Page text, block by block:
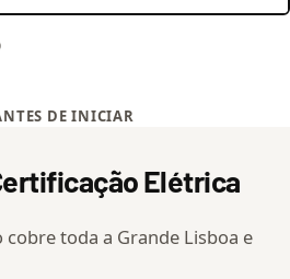
DE INICIAR
Elétrica
cobre toda a Grande Lisboa e